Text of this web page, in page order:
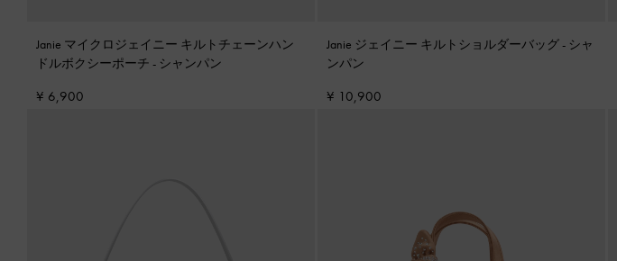
Janie マイクロジェイニー キルトチェーンハン
ドルボクシーポーチ - シャンパン
¥ 6,900
Janie ジェイニー キルトショルダーバッグ - シャ
ンパン
¥ 10,900